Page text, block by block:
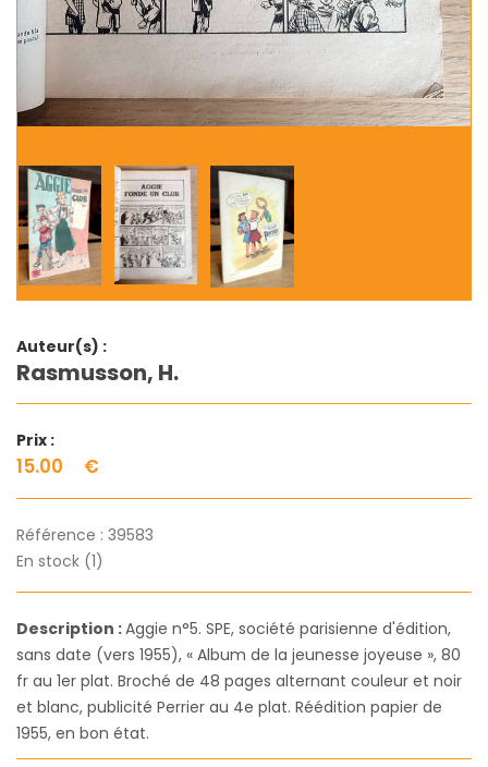
Auteur(s) :
Rasmusson, H.
Prix :
15.00 €
Référence : 39583
En stock (1)
Description :Aggie n°5. SPE, société parisienne d'édition,
sans date (vers 1955), « Album de la jeunesse joyeuse », 80
fr au 1er plat. Broché de 48 pages alternant couleur et noir
et blanc, publicité Perrier au 4e plat. Réédition papier de
1955, en bon état.